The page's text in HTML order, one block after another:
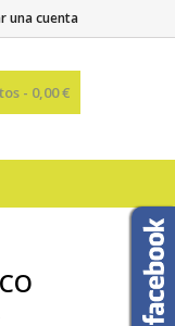
una cuenta
- 0,00 €